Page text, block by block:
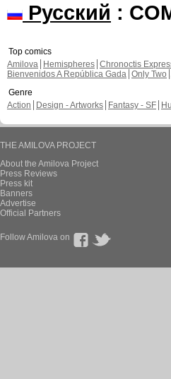
Русский :
Top comics
Amilova
Hemispheres Chronoctis
Bienvenidos A República Gada Only Two
Genre
Action
Design - Artworks Fantasy - SF
THE AMILOVA PROJECT
About the Amilova Project
Press Reviews
Press kit
Banners
Advertise
Official Partners
Follow Amilova on